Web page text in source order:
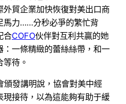
貿企業加快恢復對美出口商
馬力……分秒必爭的繁忙背
合COFO伙伴對互利共贏的她
一條精緻的蕾絲絲帶，和一
待。
頒發講明說，協會對美中經
現接待，以為這能夠有助于緩